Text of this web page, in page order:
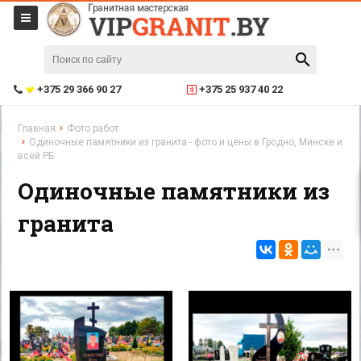
+375 29 366 90 27 +375 25 937 40 22
Главная
Фото работ
Одиночные памятники из гранита - фото и цены в Гродно, Минске и
всей РБ
Одиночные памятники из
гранита